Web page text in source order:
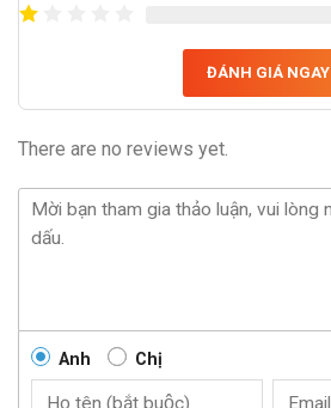
ĐÁNH GIÁ NGAY
There are no reviews yet.
Anh Chị